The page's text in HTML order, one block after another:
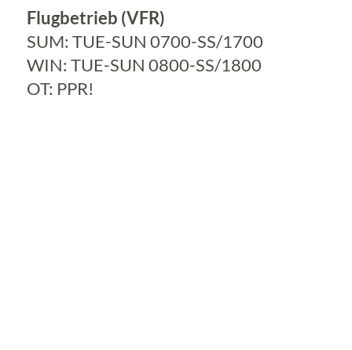
Flugbetrieb (VFR)
SUM: TUE-SUN 0700-SS/1700
WIN: TUE-SUN 0800-SS/1800
OT: PPR!